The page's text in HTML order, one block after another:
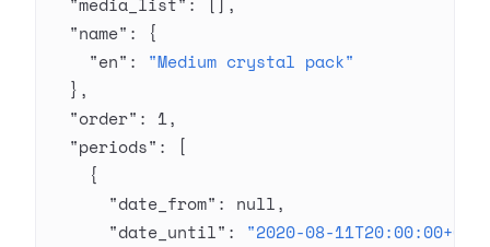
  "name"
: {
    "en"
: "Medium crystal pack"
  },
  "order"
: 1,
  "periods"
: [
    {
      "date_from"
: null,
      "date_until"
: "2020-08-